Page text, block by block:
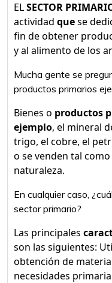
ELSECTOR
actividad quese
fin de obtener
y al alimento de los
Mucha gente se
productos primarios
Bienes o productos
ejemplo, el mineral
trigo, el cobre, el
o se venden tal
naturaleza.
En cualquier caso,
sector primario?
Las principales
son las siguientes:
obtención de
necesidades